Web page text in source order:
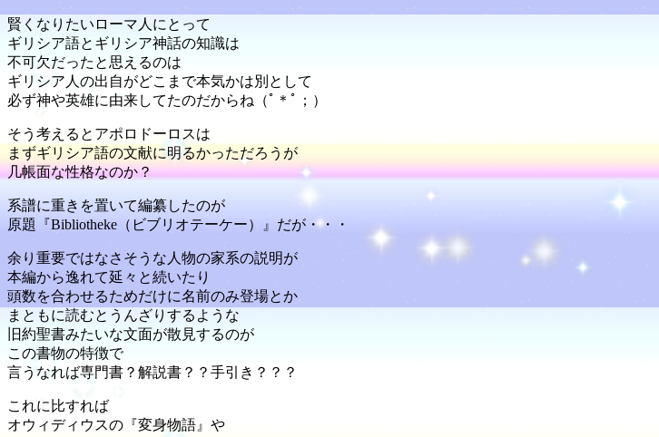
賢くなりたいローマ人にとって
ギリシア語とギリシア神話の知識は
不可欠だったと思えるのは
ギリシア人の出自がどこまで本気かは別として
必ず神や英雄に由来してたのだからね（ﾟ＊ﾟ；）
そう考えるとアポロドーロスは
まずギリシア語の文献に明るかっただろうが
几帳面な性格なのか？
系譜に重きを置いて編纂したのが
原題『Bibliotheke（ビブリオテーケー）』だが・・・
余り重要ではなさそうな人物の家系の説明が
本編から逸れて延々と続いたり
頭数を合わせるためだけに名前のみ登場とか
まともに読むとうんざりするような
旧約聖書みたいな文面が散見するのが
この書物の特徴で
言うなれば専門書？解説書？？手引き？？？
これに比すれば
オウィディウスの『変身物語』や